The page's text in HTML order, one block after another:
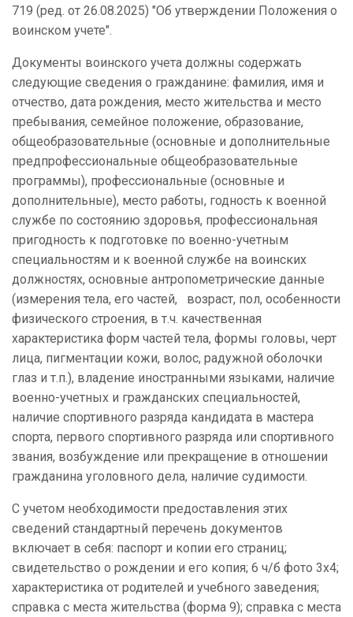
719 (ред. от 26.08.2025) "Об утверждении Положения о
воинском учете".
Документы воинского учета должны содержать
следующие сведения о гражданине: фамилия, имя и
отчество, дата рождения, место жительства и место
пребывания, семейное положение, образование,
общеобразовательные (основные и дополнительные
предпрофессиональные общеобразовательные
программы), профессиональные (основные и
дополнительные), место работы, годность к военной
службе по состоянию здоровья, профессиональная
пригодность к подготовке по военно-учетным
специальностям и к военной службе на воинских
должностях, основные антропометрические данные
(измерения тела, его частей, возраст, пол, особенности
физического строения, в т.ч. качественная
характеристика форм частей тела, формы головы, черт
лица, пигментации кожи, волос, радужной оболочки
глаз и т.п.), владение иностранными языками, наличие
военно-учетных и гражданских специальностей,
наличие спортивного разряда кандидата в мастера
спорта, первого спортивного разряда или спортивного
звания, возбуждение или прекращение в отношении
гражданина уголовного дела, наличие судимости.
С учетом необходимости предоставления этих
сведений стандартный перечень документов
включает в себя: паспорт и копии его страниц;
свидетельство о рождении и его копия; 6 ч/б фото 3х4;
характеристика от родителей и учебного заведения;
справка с места жительства (форма 9); справка с места